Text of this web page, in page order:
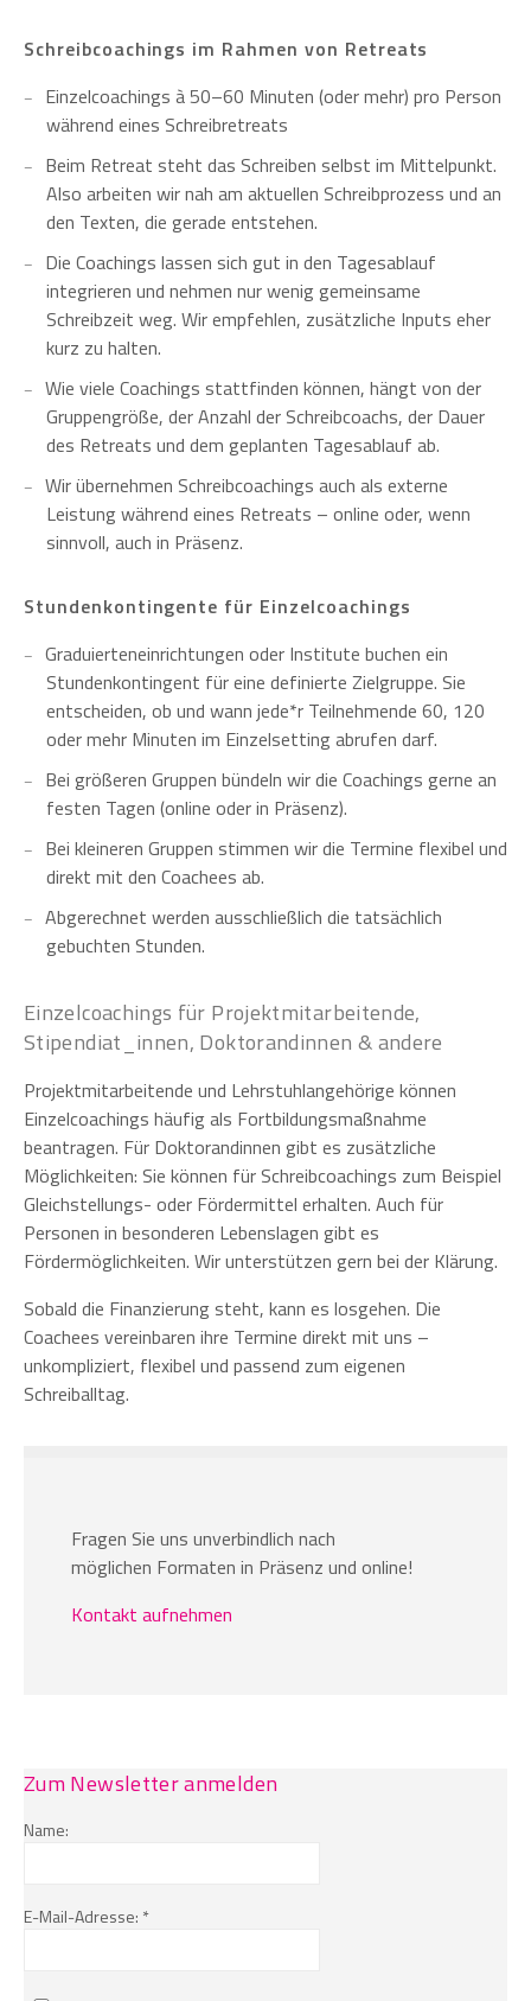
Schreibcoachings im Rahmen von Retreats
Einzelcoachings à 50–60 Minuten (oder mehr) pro Person
während eines Schreibretreats
Beim Retreat steht das Schreiben selbst im Mittelpunkt.
Also arbeiten wir nah am aktuellen Schreibprozess und an
den Texten, die gerade entstehen.
Die Coachings lassen sich gut in den Tagesablauf
integrieren und nehmen nur wenig gemeinsame
Schreibzeit weg. Wir empfehlen, zusätzliche Inputs eher
kurz zu halten.
Wie viele Coachings stattfinden können, hängt von der
Gruppengröße, der Anzahl der Schreibcoachs, der Dauer
des Retreats und dem geplanten Tagesablauf ab.
Wir übernehmen Schreibcoachings auch als externe
Leistung während eines Retreats – online oder, wenn
sinnvoll, auch in Präsenz.
Stundenkontingente für Einzelcoachings
Graduierteneinrichtungen oder Institute buchen ein
Stundenkontingent für eine definierte Zielgruppe. Sie
entscheiden, ob und wann jede*r Teilnehmende 60, 120
oder mehr Minuten im Einzelsetting abrufen darf.
Bei größeren Gruppen bündeln wir die Coachings gerne an
festen Tagen (online oder in Präsenz).
Bei kleineren Gruppen stimmen wir die Termine flexibel und
direkt mit den Coachees ab.
Abgerechnet werden ausschließlich die tatsächlich
gebuchten Stunden.
Einzelcoachings für Projektmitarbeitende,
Stipendiat_innen, Doktorandinnen & andere
Projektmitarbeitende und Lehrstuhlangehörige können
Einzelcoachings häufig als Fortbildungsmaßnahme
beantragen. Für Doktorandinnen gibt es zusätzliche
Möglichkeiten: Sie können für Schreibcoachings zum Beispiel
Gleichstellungs- oder Fördermittel erhalten. Auch für
Personen in besonderen Lebenslagen gibt es
Fördermöglichkeiten. Wir unterstützen gern bei der Klärung.
Sobald die Finanzierung steht, kann es losgehen. Die
Coachees vereinbaren ihre Termine direkt mit uns –
unkompliziert, flexibel und passend zum eigenen
Schreiballtag.
Fragen Sie uns unverbindlich nach
möglichen Formaten in Präsenz und online!
Kontakt aufnehmen
Zum Newsletter anmelden
Name:
E-Mail-Adresse: *